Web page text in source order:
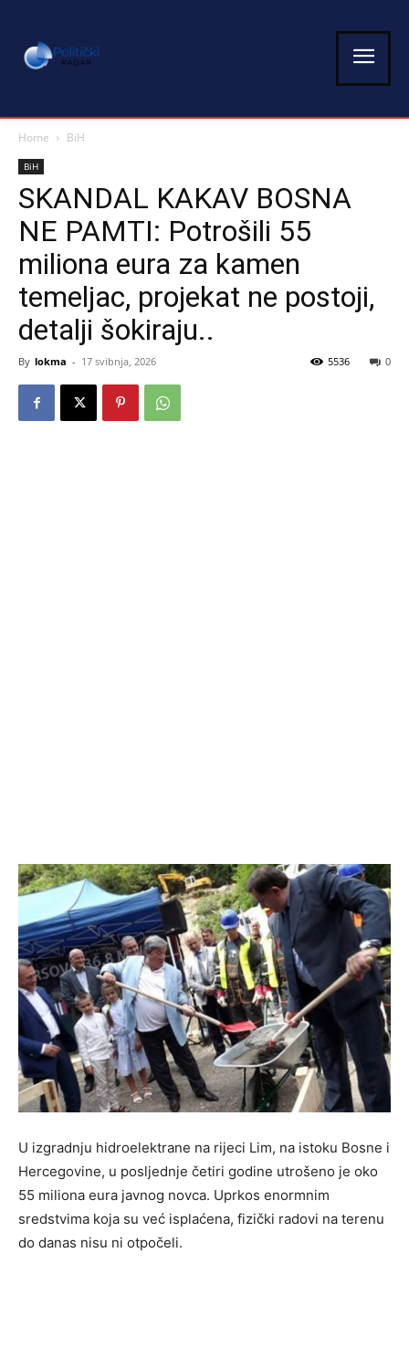
Home BiH
BiH
SKANDAL KAKAV BOSNA
NE PAMTI: Potrošili 55
miliona eura za kamen
temeljac, projekat ne postoji,
detalji šokiraju..
By lokma - 17 svibnja, 2026 0
5536
U izgradnju hidroelektrane na rijeci Lim, na istoku Bosne i
Hercegovine, u posljednje četiri godine utrošeno je oko
55 miliona eura javnog novca. Uprkos enormnim
sredstvima koja su već isplaćena, fizički radovi na terenu
do danas nisu ni otpočeli.